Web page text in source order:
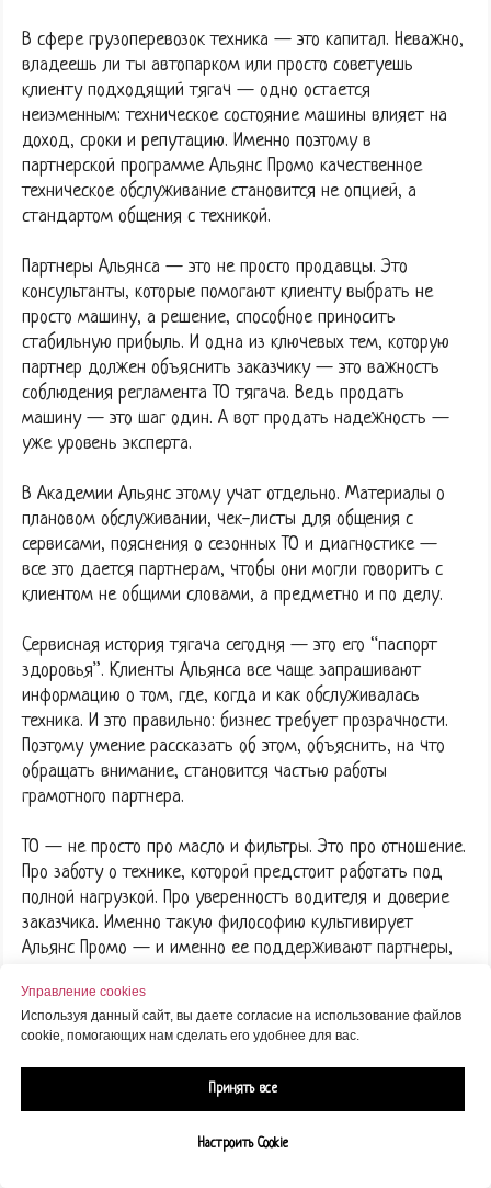
В сфере грузоперевозок техника — это капитал. Неважно,
владеешь ли ты автопарком или просто советуешь
клиенту подходящий тягач — одно остается
неизменным: техническое состояние машины влияет на
доход, сроки и репутацию. Именно поэтому в
партнерской программе Альянс Промо качественное
техническое обслуживание становится не опцией, а
стандартом общения с техникой.
Партнеры Альянса — это не просто продавцы. Это
консультанты, которые помогают клиенту выбрать не
просто машину, а решение, способное приносить
стабильную прибыль. И одна из ключевых тем, которую
партнер должен объяснить заказчику — это важность
соблюдения регламента ТО тягача. Ведь продать
машину — это шаг один. А вот продать надежность —
уже уровень эксперта.
В Академии Альянс этому учат отдельно. Материалы о
плановом обслуживании, чек-листы для общения с
сервисами, пояснения о сезонных ТО и диагностике —
все это дается партнерам, чтобы они могли говорить с
клиентом не общими словами, а предметно и по делу.
Сервисная история тягача сегодня — это его “паспорт
здоровья”. Клиенты Альянса все чаще запрашивают
информацию о том, где, когда и как обслуживалась
техника. И это правильно: бизнес требует прозрачности.
Поэтому умение рассказать об этом, объяснить, на что
обращать внимание, становится частью работы
грамотного партнера.
ТО — не просто про масло и фильтры. Это про отношение.
Про заботу о технике, которой предстоит работать под
полной нагрузкой. Про уверенность водителя и доверие
заказчика. Именно такую философию культивирует
Альянс Промо — и именно ее поддерживают партнеры,
Управление cookies
Используя данный сайт, вы даете согласие на использование файлов
cookie, помогающих нам сделать его удобнее для вас.
Принять все
Настроить Cookie